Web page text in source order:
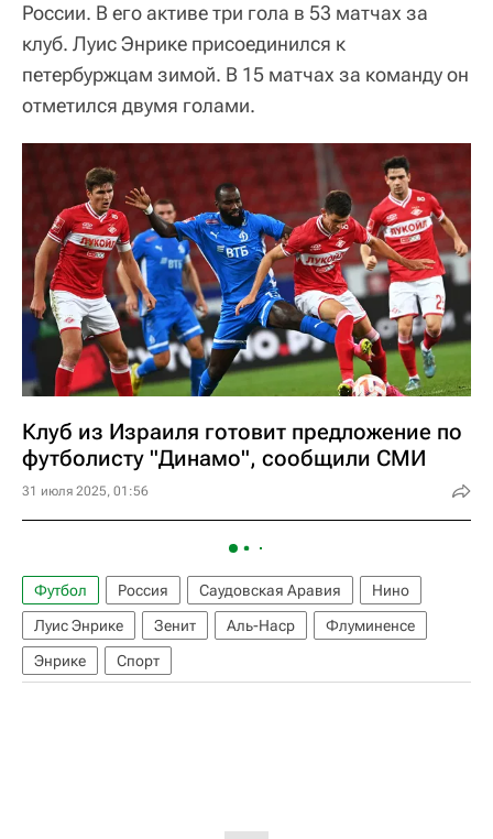
России. В его активе три гола в 53 матчах за
клуб. Луис Энрике присоединился к
петербуржцам зимой. В 15 матчах за команду он
отметился двумя голами.
Клуб из Израиля готовит предложение по
футболисту "Динамо", сообщили СМИ
31 июля 2025, 01:56
Футбол Россия Саудовская Аравия
Нино
Луис Энрике
Зенит Аль-Наср
Флуминенсе
Энрике
Спорт